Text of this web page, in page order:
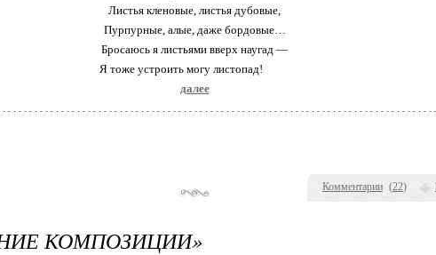
Комментарии (22)
Листья кленовые, листья дубовые,
Пурпурные, алые, даже бордовые…
Бросаюсь я листьями вверх наугад —
Я тоже устроить могу листопад!
далее
КОМПОЗИЦИИ»